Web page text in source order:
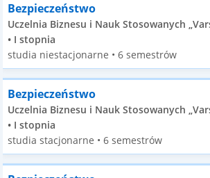
Bezpieczeństwo
Uczelnia Biznesu i Nauk Stosowanych
• I stopnia
studia niestacjonarne • 6 semestrów
Bezpieczeństwo
Uczelnia Biznesu i Nauk Stosowanych
• I stopnia
studia stacjonarne • 6 semestrów